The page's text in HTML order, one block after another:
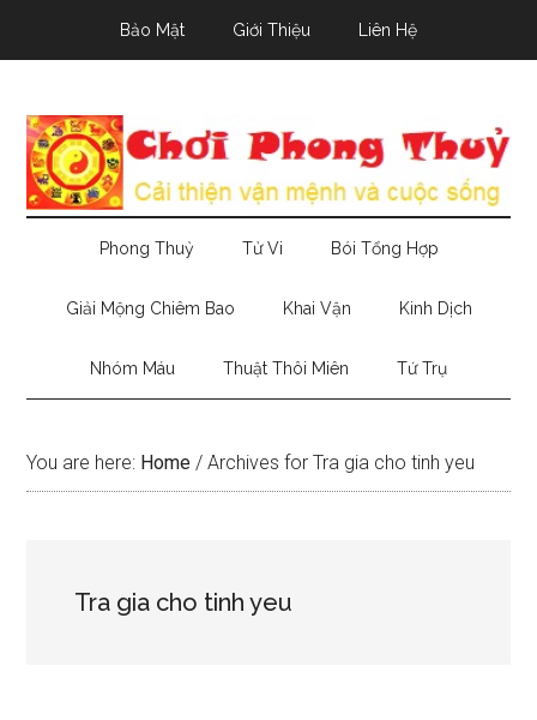
Bảo Mật Giới Thiệu Liên Hệ
Phong Thuỷ Tử Vi Bói Tổng Hợp
Giải Mộng Chiêm Bao Khai Vận Kinh Dịch
Nhóm Máu Thuật Thôi Miên Tứ Trụ
You are here: Home / Archives for Tra gia cho tinh yeu
Tra gia cho tinh yeu